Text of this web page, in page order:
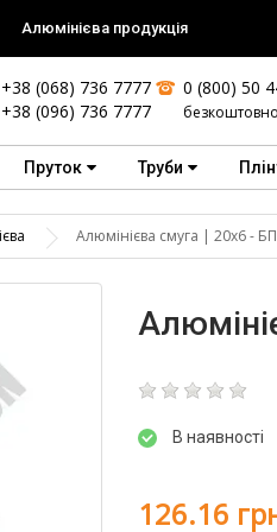
Алюмінієва продукція
+38 (068) 736 7777
+38 (096) 736 7777
0 (800) 50
Пруток Труби
Алюмінієва смуга | 20х6 - БП
В наявності
126.16